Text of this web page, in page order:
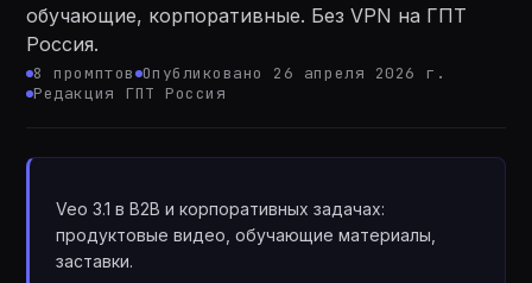
обучающие, корпоративные. Без VPN на ГПТ
Россия.
8 промптов Опубликовано 26 апреля 2026 г.
Редакция ГПТ Россия
Veo 3.1 в B2B и корпоративных задачах:
продуктовые видео, обучающие материалы,
заставки.